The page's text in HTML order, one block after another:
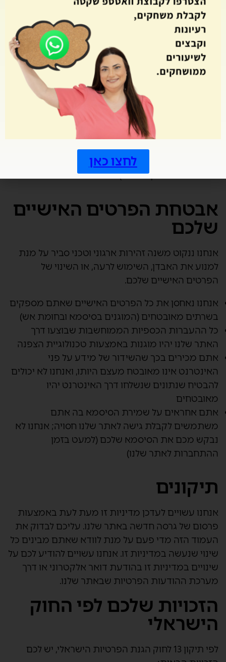
פרטים אישיים שאנחנו מעבדים עבור כל מטרה או
מטרות, לא יישמרו יותר מכמה שנדרש עבור מטרה או
מטרות אלה.
על אף ההוראות האחרות בסעיף זה, אנו נשמור
מסמכים (כולל מסמכים אלקטרוניים) המכילים נתונים
לפי מה שנדרש מאתנו על פי חוק
אם לדעתנו המסמכים עשויים להיות רלוונטיים לכל
הליך משפטי מתמשך או פוטנציאלי
על מנת לבסס, להפעיל, או להגן על זכויותינו המשפטיות
(כולל אספקה של מידע לאחרים למטרות מניעת הונאה
והפחתה של סיכון אשראי)
אבטחת הפרטים האישיים
שלכם
אנחנו ננקוט משנה זהירות ארגוני וטכני סביר על מנת
למנוע את האבדן, השימוש לרעה, או השינוי של
הפרטים האישיים שלכם.
אנחנו נאחסן את כל הפרטים האישיים שאתם מספקים
בשרתים מאובטחים (המוגנים בסיסמא ובחומת אש)
כל ההעברות הכספיות הממוחשבות שבוצעו דרך
האתר שלנו יהיו מוגנות באמצעות טכנולוגיית הצפנה
אתם מכירים בכך שהשידור של מידע על פני
האינטרנט אינו מאובטח מעצם היותו, ואנחנו לא יכולים
להבטיח שנתונים שנשלחו דרך האינטרנט יהיו
מאובטחים
אתם אחראים על שמירת הסיסמא בה אתם
משתמשים לקבלת גישה לאתר שלנו חסויה; אנחנו לא
נבקש מכם את הסיסמא שלכם (למעט בזמן
ההתחברות לאתר שלנו)
תיקונים
אנחנו עשויים לעדכן מדיניות זו מעת לעת באמצעות
פרסום של גרסה חדשה באתר שלנו. עליכם לבדוק את
העמוד הזה מדי פעם על מנת לוודא שאתם מבינים כל
שינוי שנעשה במדיניות זו. אנחנו עשויים להודיע לכם על
שינויים במדיניות זו בהודעת דואר אלקטרוני או דרך
מערכת ההודעות הפרטיות שבאתר שלנו.
הזכויות שלכם לפי החוק
הישראלי
לפי תיקון 13 לחוק הגנת הפרטיות הישראלי, יש לכם
לחצו כאן